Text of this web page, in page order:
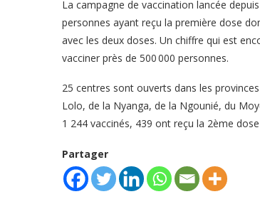
La campagne de vaccination lancée
personnes ayant reçu la première dose
avec les deux doses. Un chiffre qui est
vacciner près de 500 000 personnes.
25 centres sont ouverts dans les
Lolo, de la Nyanga, de la Ngounié, du
1 244 vaccinés, 439 ont reçu la 2ème
Partager